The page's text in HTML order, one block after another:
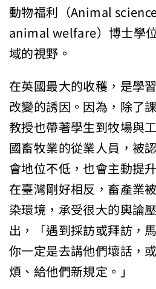
動物福利（Animal
animal welfare）博士學
域的視野。
在英國最大的收穫，是學
改變的誘因。因為，除了
教授也帶著學生到牧場與
國畜牧業的從業人員，被
會地位不低，也會主動提
在臺灣剛好相反，畜產業
染環境，承受很大的輿論
出，「遇到採訪或拜訪，
你一定是去講他們壞話，
煩、給他們新規定。」